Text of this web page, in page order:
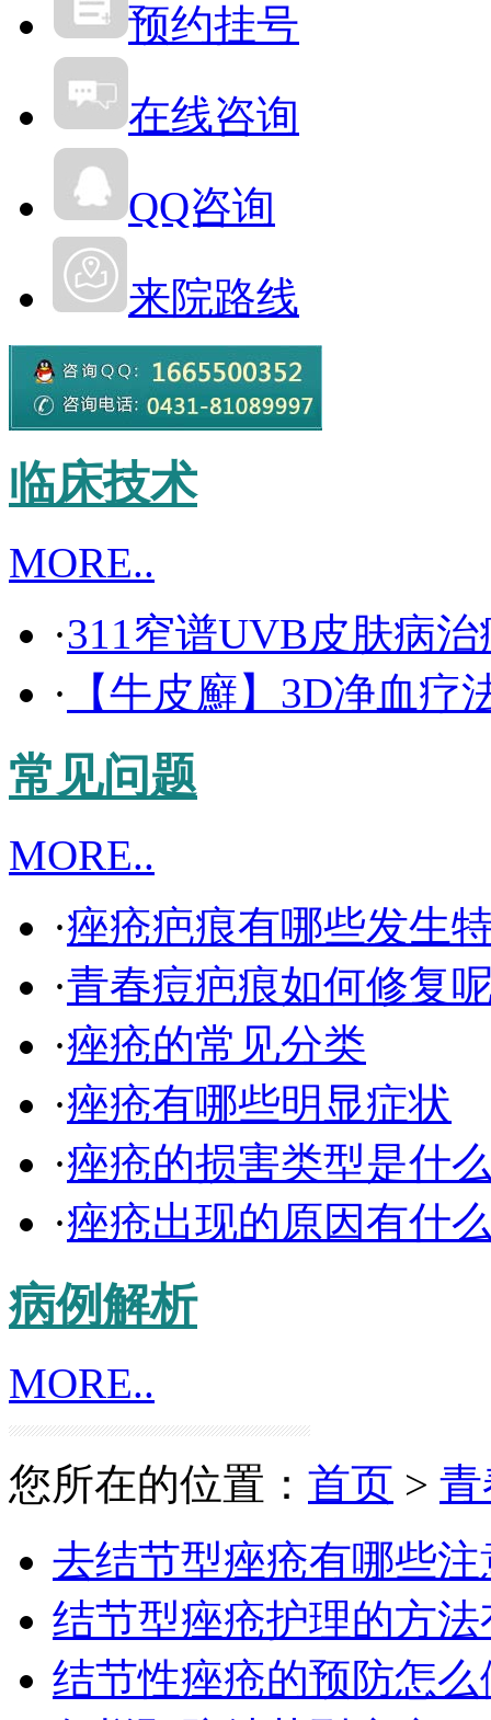
预约挂号
在线咨询
QQ咨询
来院路线
临床技术
MORE..
·311窄谱UVB皮肤病治
· 【牛皮廯】3D净血疗
常见问题
MORE..
·痤疮疤痕有哪些发生
·青春痘疤痕如何修复
·痤疮的常见分类
·痤疮有哪些明显症状
·痤疮的损害类型是什
·痤疮出现的原因有什
病例解析
MORE..
您所在的位置： 首页 >
去结节型痤疮有哪些
结节型痤疮护理的方
结节性痤疮的预防怎么